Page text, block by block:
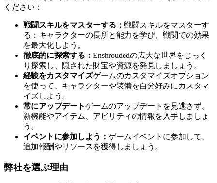
ください：
戦闘スキルをマスターする： 戦闘スキルをマスターす
る：キャラクターの長所と能力を学び、戦闘での効果
を最大化しよう。
徹底的に探索する： Enshroudedの広大な世界をじっく
り探索し、隠された財宝や資源を発見しましょう。
経験をカスタマイズゲームのカスタマイズオプション
を使って、キャラクターや装備を自分好みにカスタマ
イズしよう。
常にアップデートゲームのアップデートを見逃さず、
新機能やアイテム、アビリティの情報を入手しましょ
う。
イベントに参加しよう： ゲームイベントに参加して、
追加報酬やリソースを獲得しましょう。
弊社を選ぶ理由